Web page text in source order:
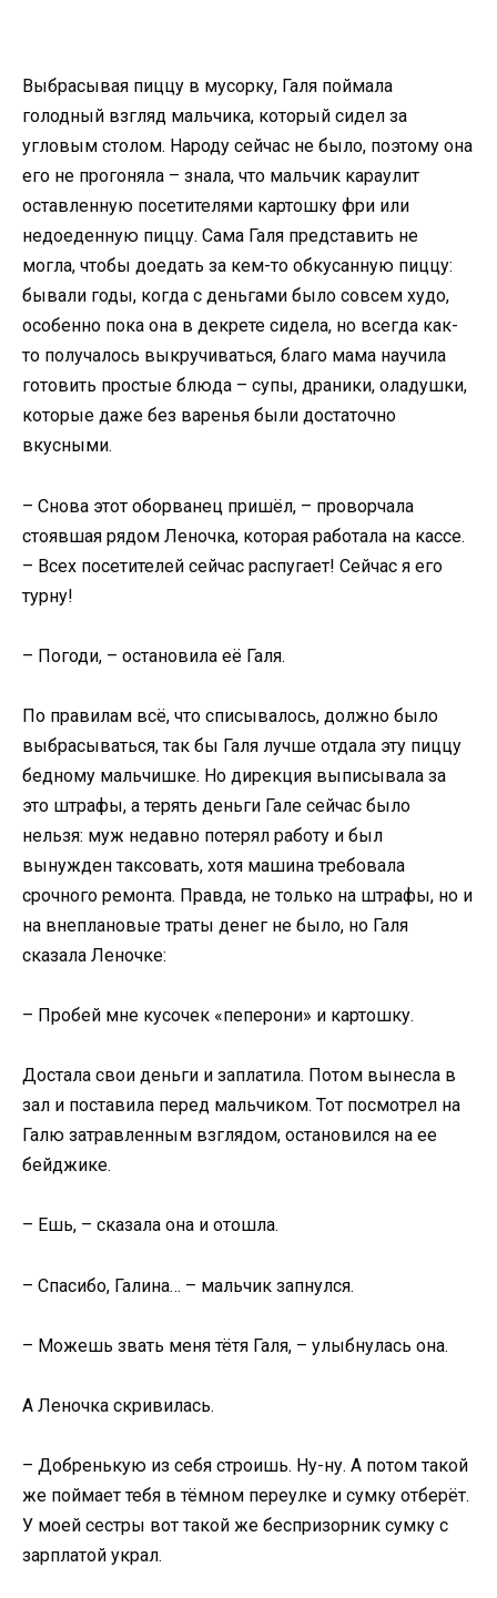
Выбрасывая пиццу в мусорку, Галя поймала
голодный взгляд мальчика, который сидел за
угловым столом. Народу сейчас не было, поэтому она
его не прогоняла – знала, что мальчик караулит
оставленную посетителями картошку фри или
недоеденную пиццу. Сама Галя представить не
могла, чтобы доедать за кем-то обкусанную пиццу:
бывали годы, когда с деньгами было совсем худо,
особенно пока она в декрете сидела, но всегда как-
то получалось выкручиваться, благо мама научила
готовить простые блюда – супы, драники, оладушки,
которые даже без варенья были достаточно
вкусными.
– Снова этот оборванец пришёл, – проворчала
стоявшая рядом Леночка, которая работала на кассе.
– Всех посетителей сейчас распугает! Сейчас я его
турну!
– Погоди, – остановила её Галя.
По правилам всё, что списывалось, должно было
выбрасываться, так бы Галя лучше отдала эту пиццу
бедному мальчишке. Но дирекция выписывала за
это штрафы, а терять деньги Гале сейчас было
нельзя: муж недавно потерял работу и был
вынужден таксовать, хотя машина требовала
срочного ремонта. Правда, не только на штрафы, но и
на внеплановые траты денег не было, но Галя
сказала Леночке:
– Пробей мне кусочек «пеперони» и картошку.
Достала свои деньги и заплатила. Потом вынесла в
зал и поставила перед мальчиком. Тот посмотрел на
Галю затравленным взглядом, остановился на ее
бейджике.
– Ешь, – сказала она и отошла.
– Спасибо, Галина… – мальчик запнулся.
– Можешь звать меня тётя Галя, – улыбнулась она.
А Леночка скривилась.
– Добренькую из себя строишь. Ну-ну. А потом такой
же поймает тебя в тёмном переулке и сумку отберёт.
У моей сестры вот такой же беспризорник сумку с
зарплатой украл.